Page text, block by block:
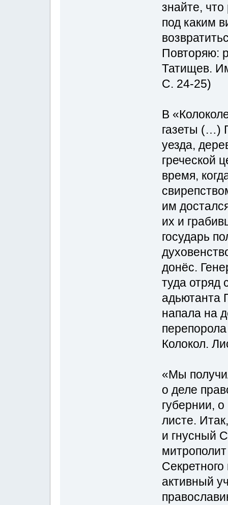
знайте,
под каким
Повторяю:
Татищев.
С. 24-25)
В
газеты (…)
уезда,
греческой
время,
им
их и
государь
донёс.
туда отряд
адьютанта
напала на
Колокол.
«Мы
о деле
губернии,
листе.
и гнусный
активный